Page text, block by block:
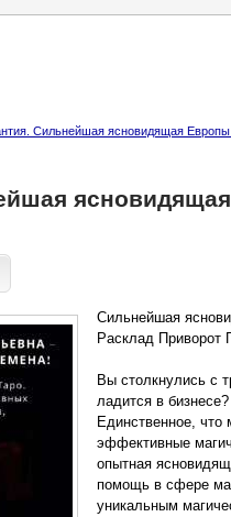
Сильнейшая ясновидящая Европы
Сильнейшая
Paсклад Привоpот
Вы столкнулись с
ладится в
Единственное,
эффективные
опытная
помощь в сфере
уникальным